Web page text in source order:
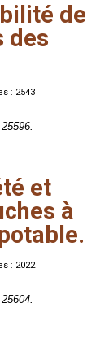
de
des
: 2543
et
à
: 2022